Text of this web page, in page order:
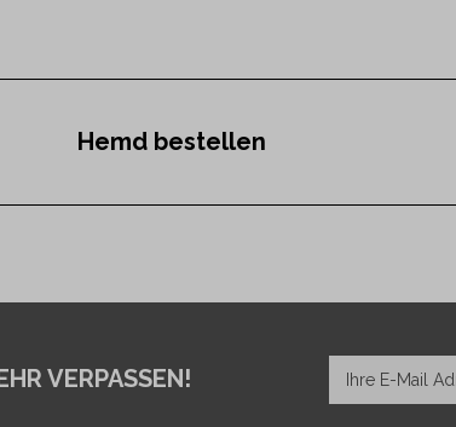
Hemd bestellen
VERPASSEN!